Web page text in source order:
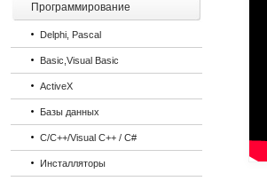
Программирование
Delphi, Pascal
Basic,Visual Basic
ActiveX
Базы данных
C/C++/Visual C++ / C#
Инсталляторы